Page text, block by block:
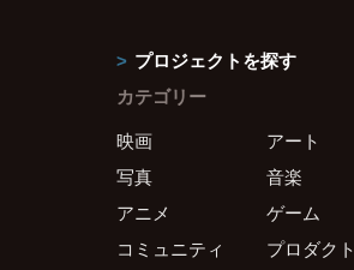
プロジェクトを探す
カテゴリー
映画
アート
写真
音楽
アニメ
ゲーム
コミュニティ
プロダクト